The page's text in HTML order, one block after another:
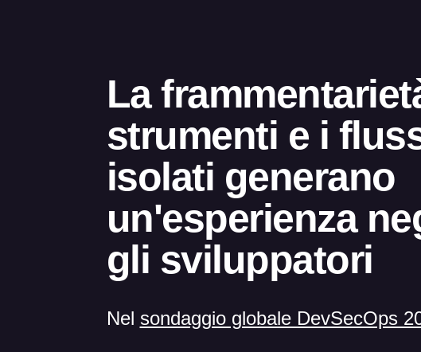
La
strumenti e i
isolati generano
un'esperienza
gli sviluppatori
Nel sondaggio globale DevSecOps